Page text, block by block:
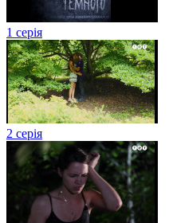
1 серія
2 серія